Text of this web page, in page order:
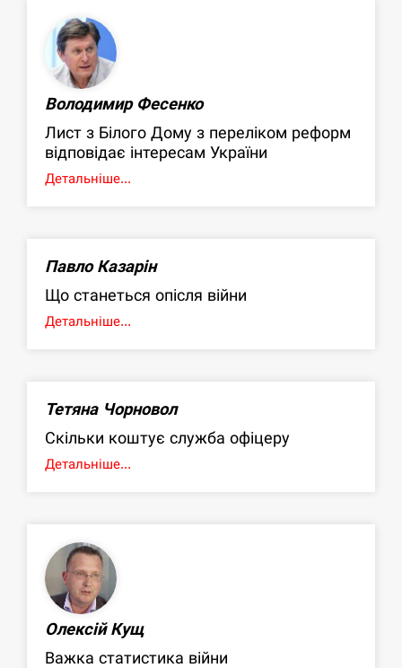
Володимир Фесенко
Лист з Білого Дому з переліком реформ
відповідає інтересам України
Детальніше...
Павло Казарін
Що станеться опісля війни
Детальніше...
Тетяна Чорновол
Скільки коштує служба офіцеру
Детальніше...
Олексій Кущ
Важка статистика війни